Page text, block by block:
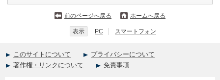
前のページへ戻る ホームへ戻る
表示 PC スマートフォン
このサイトについて
プライバシーについて
著作権・リンクについて
免責事項